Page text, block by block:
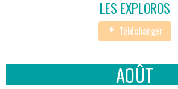
LES EXPLOROS
Télécharger
AOÛT